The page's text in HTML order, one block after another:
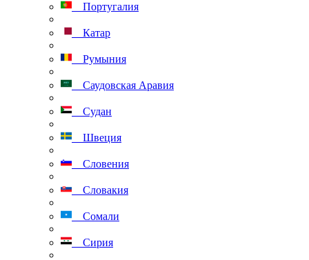
Португалия
Катар
Румыния
Саудовская Аравия
Судан
Швеция
Словения
Словакия
Сомали
Сирия